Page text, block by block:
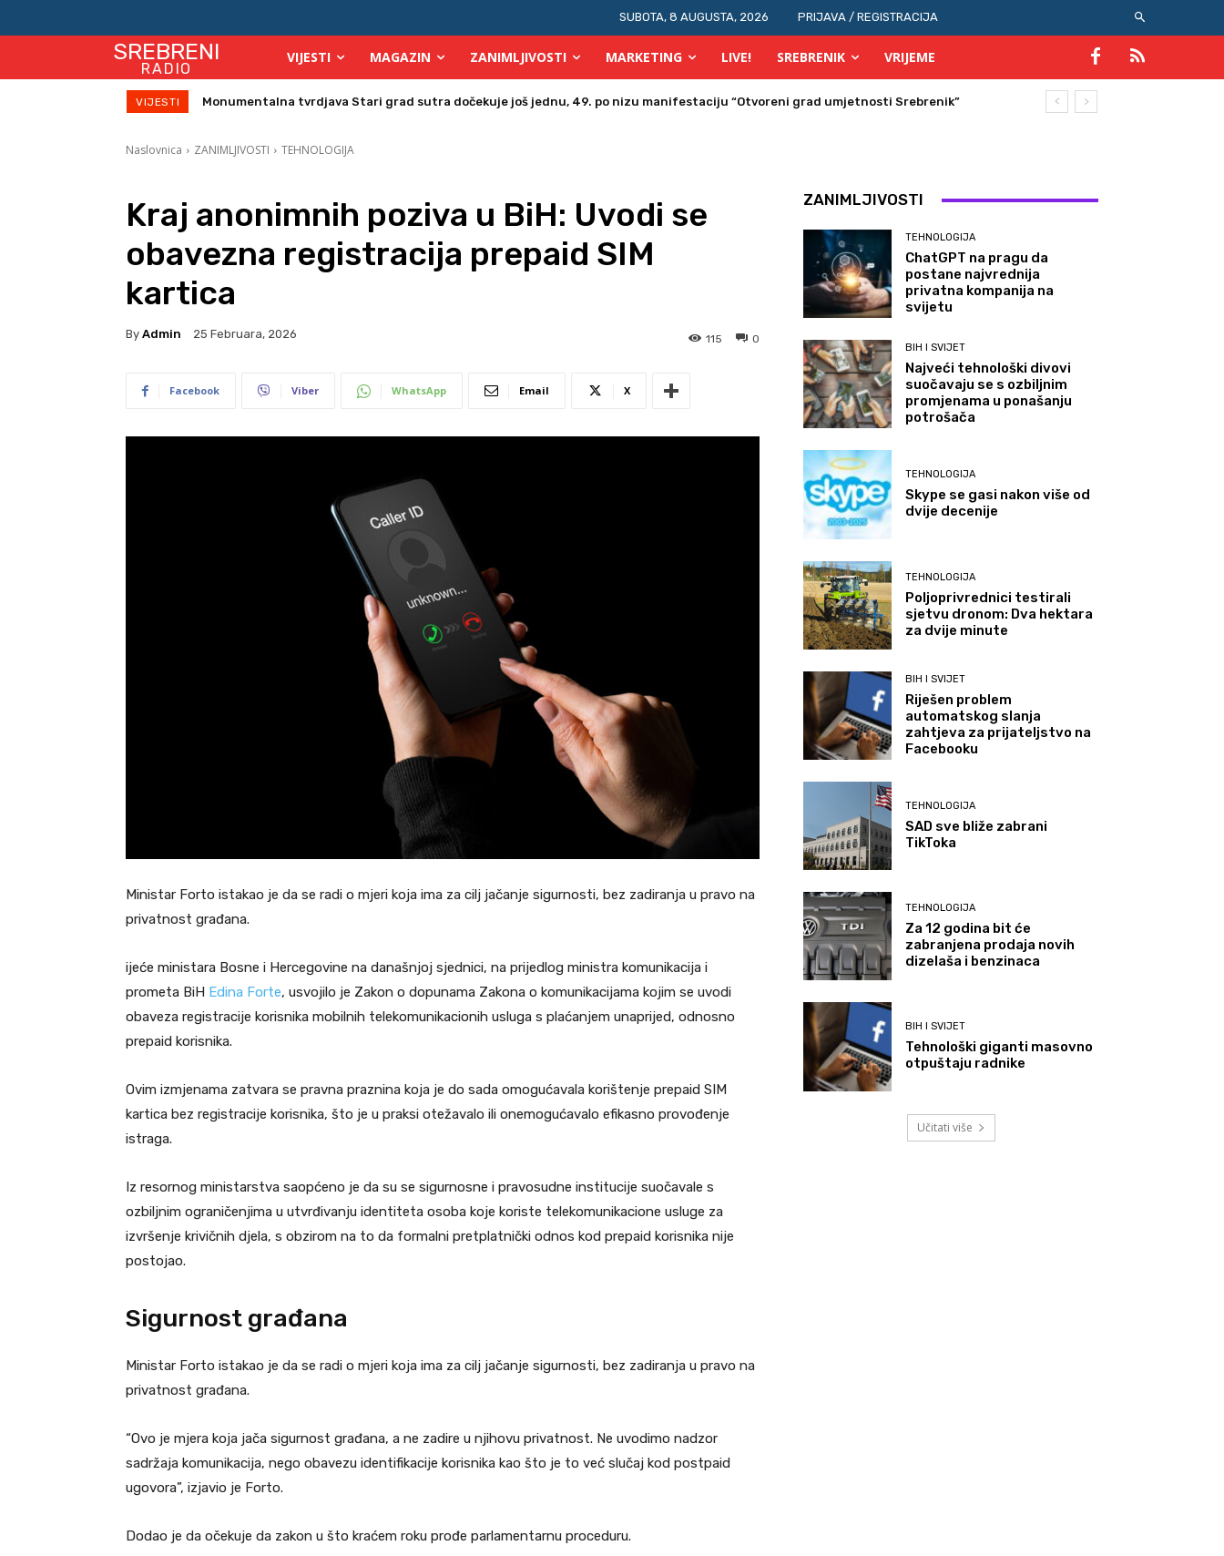
SUBOTA, 8 AUGUSTA, 2026 PRIJAVA / REGISTRACIJA
SREBRENI
RADIO
VIJESTI MAGAZIN ZANIMLJIVOSTI MARKETING LIVE! SREBRENIK VRIJEME
VIJESTI Monumentalna tvrdjava Stari grad sutra dočekuje još jednu, 49. po nizu manifestaciju “Otvoreni grad umjetnosti Srebrenik”
Direktor Vijeća stranih investitora u Bosni i Hercegovini posjetio Srebrenik
Naslovnica ZANIMLJIVOSTI TEHNOLOGIJA
Kraj anonimnih poziva u BiH: Uvodi se
obavezna registracija prepaid SIM
kartica
By Admin 25 Februara, 2026 0
115
Facebook Viber WhatsApp Email X
Ministar Forto istakao je da se radi o mjeri koja ima za cilj jačanje sigurnosti, bez zadiranja u pravo na
privatnost građana.
ijeće ministara Bosne i Hercegovine na današnjoj sjednici, na prijedlog ministra komunikacija i
prometa BiH Edina Forte, usvojilo je Zakon o dopunama Zakona o komunikacijama kojim se uvodi
obaveza registracije korisnika mobilnih telekomunikacionih usluga s plaćanjem unaprijed, odnosno
prepaid korisnika.
Ovim izmjenama zatvara se pravna praznina koja je do sada omogućavala korištenje prepaid SIM
kartica bez registracije korisnika, što je u praksi otežavalo ili onemogućavalo efikasno provođenje
istraga.
Iz resornog ministarstva saopćeno je da su se sigurnosne i pravosudne institucije suočavale s
ozbiljnim ograničenjima u utvrđivanju identiteta osoba koje koriste telekomunikacione usluge za
izvršenje krivičnih djela, s obzirom na to da formalni pretplatnički odnos kod prepaid korisnika nije
postojao.
Sigurnost građana
Ministar Forto istakao je da se radi o mjeri koja ima za cilj jačanje sigurnosti, bez zadiranja u pravo na
privatnost građana.
“Ovo je mjera koja jača sigurnost građana, a ne zadire u njihovu privatnost. Ne uvodimo nadzor
sadržaja komunikacija, nego obavezu identifikacije korisnika kao što je to već slučaj kod postpaid
ugovora”, izjavio je Forto.
Dodao je da očekuje da zakon u što kraćem roku prođe parlamentarnu proceduru.
ZANIMLJIVOSTI
TEHNOLOGIJA
ChatGPT na pragu da
postane najvrednija
privatna kompanija na
svijetu
BIH I SVIJET
Najveći tehnološki divovi
suočavaju se s ozbiljnim
promjenama u ponašanju
potrošača
TEHNOLOGIJA
Skype se gasi nakon više od
dvije decenije
TEHNOLOGIJA
Poljoprivrednici testirali
sjetvu dronom: Dva hektara
za dvije minute
BIH I SVIJET
Riješen problem
automatskog slanja
zahtjeva za prijateljstvo na
Facebooku
TEHNOLOGIJA
SAD sve bliže zabrani
TikToka
TEHNOLOGIJA
Za 12 godina bit će
zabranjena prodaja novih
dizelaša i benzinaca
BIH I SVIJET
Tehnološki giganti masovno
otpuštaju radnike
Učitati više